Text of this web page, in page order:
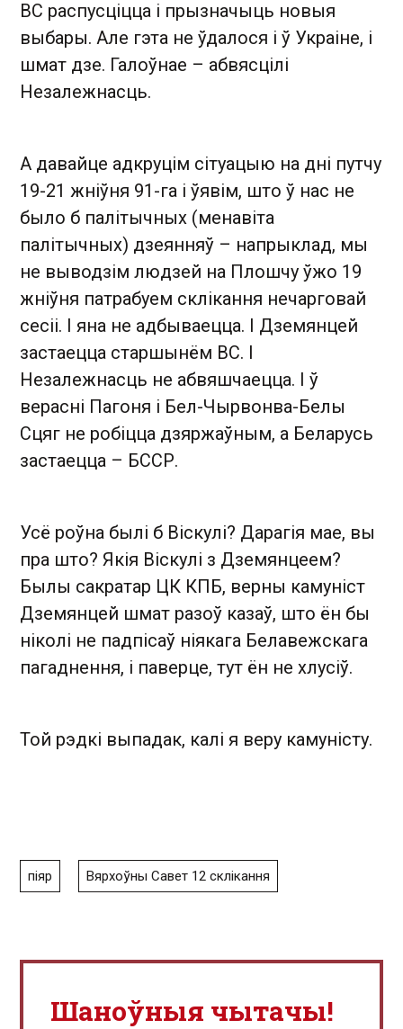
ВС распусціцца і прызначыць новыя
выбары. Але гэта не ўдалося і ў Украіне, і
шмат дзе. Галоўнае – абвясцілі
Незалежнасць.
А давайце адкруцім сітуацыю на дні путчу
19-21 жніўня 91-га і ўявім, што ў нас не
было б палітычных (менавіта
палітычных) дзеянняў – напрыклад, мы
не выводзім людзей на Плошчу ўжо 19
жніўня патрабуем склікання нечарговай
сесіі. І яна не адбываецца. І Дземянцей
застаецца старшынём ВС. І
Незалежнасць не абвяшчаецца. І ў
верасні Пагоня і Бел-Чырвонва-Белы
Сцяг не робіцца дзяржаўным, а Беларусь
застаецца – БССР.
Усё роўна былі б Віскулі? Дарагія мае, вы
пра што? Якія Віскулі з Дземянцеем?
Былы сакратар ЦК КПБ, верны камуніст
Дземянцей шмат разоў казаў, што ён бы
ніколі не падпісаў ніякага Белавежскага
пагаднення, і паверце, тут ён не хлусіў.
Той рэдкі выпадак, калі я веру камуністу.
піяр Вярхоўны Савет 12 склікання
Шаноўныя чытачы!